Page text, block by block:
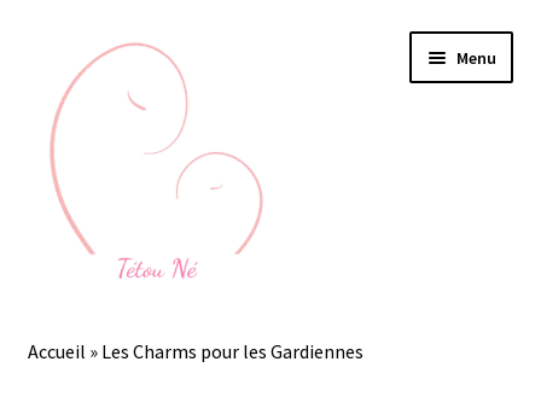
navigation
contenu
Menu
Accueil » Les Charms pour les Gardiennes